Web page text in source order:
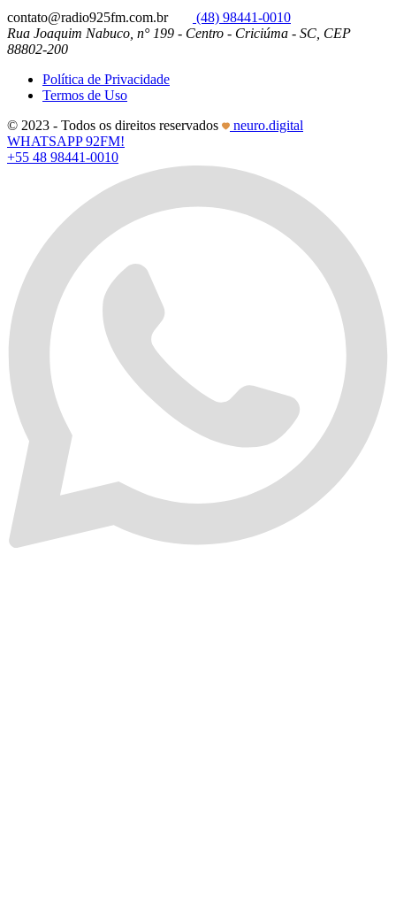
contato@radio925fm.com.br
(48) 98441-0010
Rua Joaquim Nabuco, n° 199 - Centro - Criciúma - SC, CEP
88802-200
Política de Privacidade
Termos de Uso
© 2023 - Todos os direitos reservados
neuro.digital
WHATSAPP 92FM!
+55 48 98441-0010